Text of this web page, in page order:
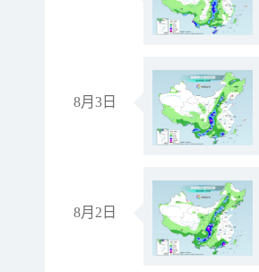
8月3日
8月2日